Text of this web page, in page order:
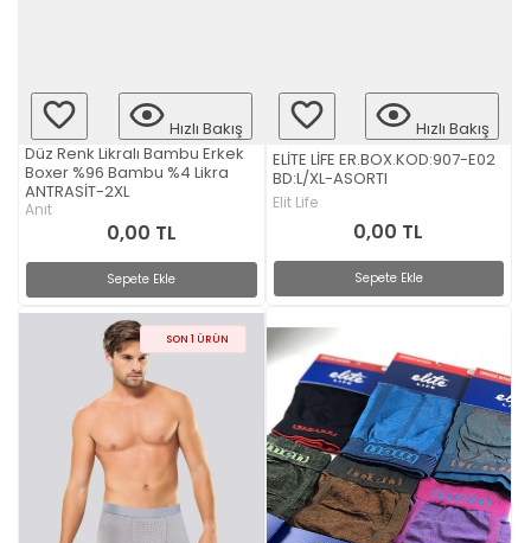
Hızlı Bakış
Düz Renk Likralı Bambu Erkek
Boxer %96 Bambu %4 Likra
ANTRASİT-2XL
Anıt
0,00 TL
Sepete Ekle
Hızlı Bakış
ELİTE LİFE ER.BOX.KOD:907-E02
BD:L/XL-ASORTI
Elit Life
0,00 TL
Sepete Ekle
SON 1 ÜRÜN